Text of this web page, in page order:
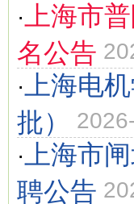
·
上海市
名公告
·
上海电
批）
·
上海市
聘公告